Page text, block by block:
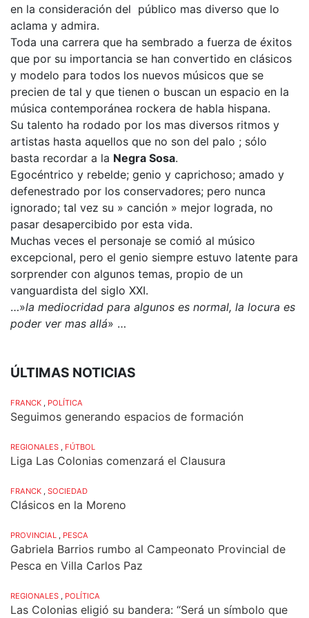
en la consideración del público mas diverso que lo
aclama y admira.
Toda una carrera que ha sembrado a fuerza de éxitos
que por su importancia se han convertido en clásicos
y modelo para todos los nuevos músicos que se
precien de tal y que tienen o buscan un espacio en la
música contemporánea rockera de habla hispana.
Su talento ha rodado por los mas diversos ritmos y
artistas hasta aquellos que no son del palo ; sólo
basta recordar a la Negra Sosa.
Egocéntrico y rebelde; genio y caprichoso; amado y
defenestrado por los conservadores; pero nunca
ignorado; tal vez su » canción » mejor lograda, no
pasar desapercibido por esta vida.
Muchas veces el personaje se comió al músico
excepcional, pero el genio siempre estuvo latente para
sorprender con algunos temas, propio de un
vanguardista del siglo XXI.
…»la mediocridad para algunos es normal, la locura es
poder ver mas allá» …
ÚLTIMAS NOTICIAS
FRANCK , POLÍTICA
Seguimos generando espacios de formación
REGIONALES , FÚTBOL
Liga Las Colonias comenzará el Clausura
FRANCK , SOCIEDAD
Clásicos en la Moreno
PROVINCIAL , PESCA
Gabriela Barrios rumbo al Campeonato Provincial de
Pesca en Villa Carlos Paz
REGIONALES , POLÍTICA
Las Colonias eligió su bandera: “Será un símbolo que